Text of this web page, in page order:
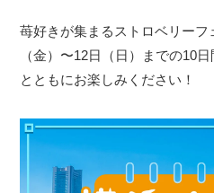
苺好きが集まるストロベリーフ
（金）〜12日（日）までの10
とともにお楽しみください！